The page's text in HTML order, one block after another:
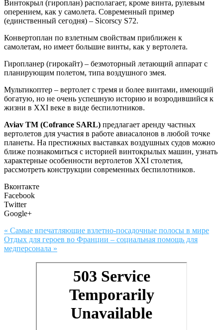
Винтокрыл (гироплан) располагает, кроме винта, рулевым
оперением, как у самолета. Современный пример
(единственный сегодня) – Sicorscy S72.
Конвертоплан по взлетным свойствам приближен к
самолетам, но имеет большие винты, как у вертолета.
Гиропланер (гирокайт) – безмоторный летающий аппарат с
планирующим полетом, типа воздушного змея.
Мультикоптер – вертолет с тремя и более винтами, имеющий
богатую, но не очень успешную историю и возродившийся к
жизни в XXI веке в виде беспилотников.
Aviav TM (Cofrance SARL) предлагает аренду частных
вертолетов для участия в работе авиасалонов в любой точке
планеты. На престижных выставках воздушных судов можно
ближе познакомиться с историей винтокрылых машин, узнать
характерные особенности вертолетов XXI столетия,
рассмотреть конструкции современных беспилотников.
Вконтакте
Facebook
Twitter
Google+
« Самые впечатляющие взлетно-посадочные полосы в мире
Отдых для героев во Франции – социальная помощь для
медперсонала »